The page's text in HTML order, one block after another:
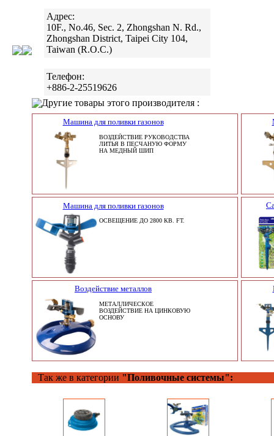
Адрес:
10F., No.46, Sec. 2, Zhongshan N. Rd.,
Zhongshan District, Taipei City 104,
Taiwan (R.O.C.)
Телефон:
+886-2-25519626
Другие товары этого производителя :
Машина для поливки газонов
ВОЗДЕЙСТВИЕ РУКОВОДСТВА
ЛИТЬЯ В ПЕСЧАНУЮ ФОРМУ
НА МЕДНЫЙ ШИП
Машина для поливки газонов
ОСВЕЩЕНИЕ ДО 2800 КВ. FT.
Воздействие металлов
МЕТАЛЛИЧЕСКОЕ
ВОЗДЕЙСТВИЕ НА ЦИНКОВУЮ
ОСНОВУ
Так же в категории "Поливочные системы":